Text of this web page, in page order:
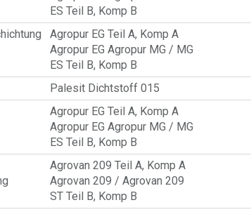
ES Teil B, Komp B
Agropur EG Teil A, Komp A
Agropur EG Agropur MG / MG
ES Teil B, Komp B
Palesit Dichtstoff 015
Agropur EG Teil A, Komp A
Agropur EG Agropur MG / MG
ES Teil B, Komp B
Agrovan 209 Teil A, Komp A
Agrovan 209 / Agrovan 209
ST Teil B, Komp B